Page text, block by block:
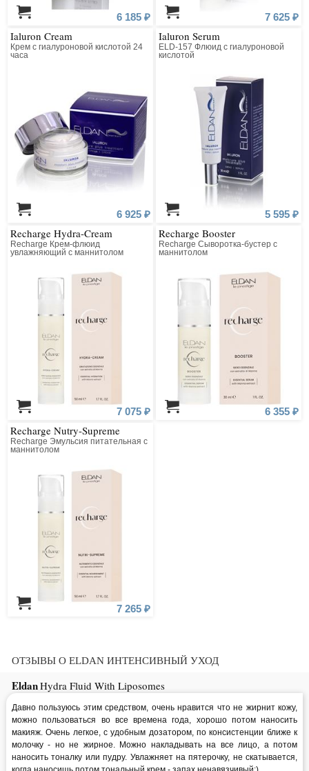
6 185 ₽ 7 625 ₽
Ialuron Cream
Крем с гиалуроновой кислотой 24
часа
6 925 ₽
Ialuron Serum
ELD-157 Флюид с гиалуроновой
кислотой
5 595 ₽
Recharge Hydra-Cream
Recharge Крем-флюид
увлажняющий с маннитолом
7 075 ₽
Recharge Booster
Recharge Сыворотка-бустер с
маннитолом
6 355 ₽
Recharge Nutry-Supreme
Recharge Эмульсия питательная с
маннитолом
7 265 ₽
ОТЗЫВЫ О ELDAN ИНТЕНСИВНЫЙ УХОД
EldanHydra Fluid With Liposomes
Давно пользуюсь этим средством, очень нравится что не жирнит кожу,
можно пользоваться во все времена года, хорошо потом наносить
макияж. Очень легкое, с удобным дозатором, по консистенции ближе к
молочку - но не жирное. Можно накладывать на все лицо, а потом
наносить тоналку или пудру. Увлажняет на пятерочку, не скатывается,